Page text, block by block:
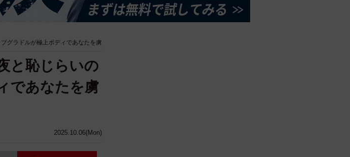
グラドルが極上ボディであなたを虜
2025.10.06(Mon)
と恥じらいの
であなたを虜